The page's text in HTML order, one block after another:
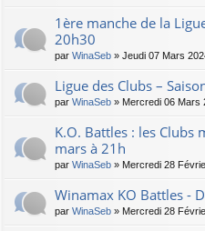
1ère manche de la
20h30
par WinaSeb » Jeudi 07 Mars
Ligue des Clubs –
par WinaSeb » Mercredi 06 Mars
K.O. Battles : les
mars à 21h
par WinaSeb » Mercredi 28
Winamax KO Battles -
par WinaSeb » Mercredi 28